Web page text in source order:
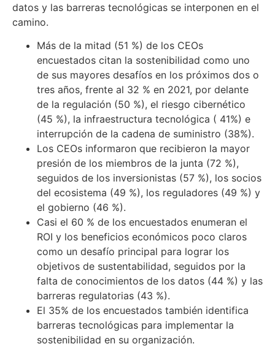
datos y las barreras tecnológicas se interponen en el
camino.
Más de la mitad (51 %) de los CEOs
encuestados citan la sostenibilidad como uno
de sus mayores desafíos en los próximos dos o
tres años, frente al 32 % en 2021, por delante
de la regulación (50 %), el riesgo cibernético
(45 %), la infraestructura tecnológica ( 41%) e
interrupción de la cadena de suministro (38%).
Los CEOs informaron que recibieron la mayor
presión de los miembros de la junta (72 %),
seguidos de los inversionistas (57 %), los socios
del ecosistema (49 %), los reguladores (49 %) y
el gobierno (46 %).
Casi el 60 % de los encuestados enumeran el
ROI y los beneficios económicos poco claros
como un desafío principal para lograr los
objetivos de sustentabilidad, seguidos por la
falta de conocimientos de los datos (44 %) y las
barreras regulatorias (43 %).
El 35% de los encuestados también identifica
barreras tecnológicas para implementar la
sostenibilidad en su organización.